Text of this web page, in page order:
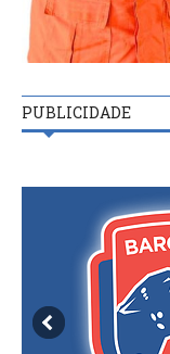
PUBLICIDADE